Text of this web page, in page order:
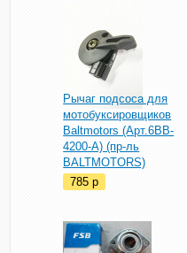
Рычаг подсоса для
мотобуксировщиков
Baltmotors (Арт.6BB-
4200-A) (пр-ль
BALTMOTORS)
785p